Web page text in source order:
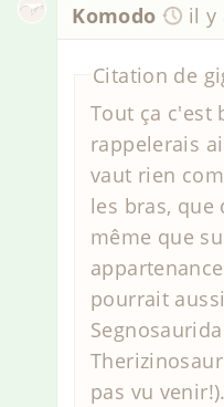
Komodo il y
Citation de
Tout ça c'est
rappelerais
vaut rien
les bras, que
même que
pourrait
pas vu venir!).